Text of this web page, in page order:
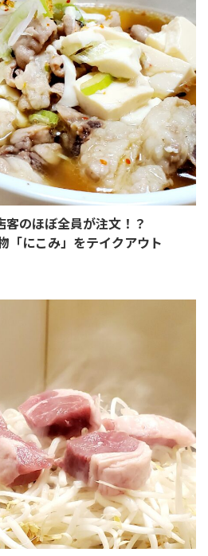
客のほぼ全員が注文！？
「にこみ」をテイクアウト